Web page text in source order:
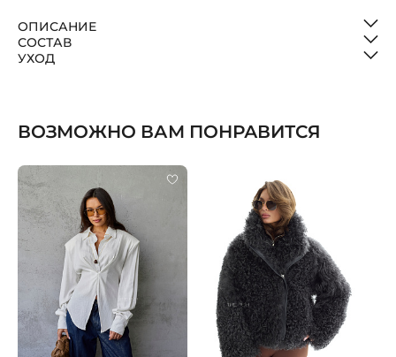
ОПИСАНИЕ
СОСТАВ
УХОД
ВОЗМОЖНО ВАМ ПОНРАВИТСЯ